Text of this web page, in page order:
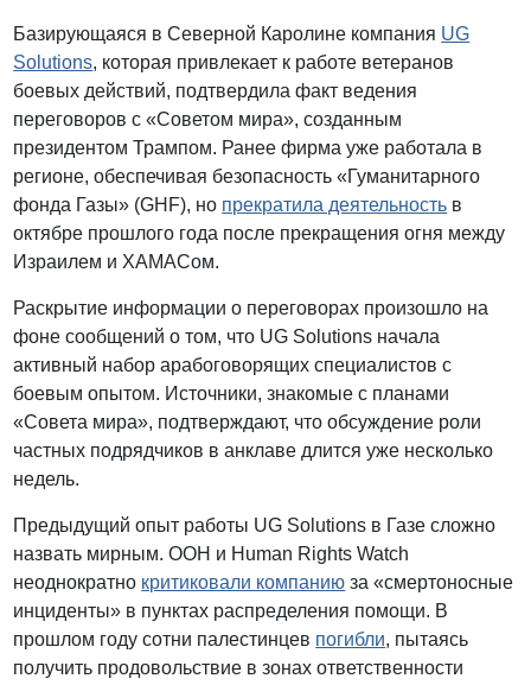
Базирующаяся в Северной Каролине компания UG
Solutions, которая привлекает к работе ветеранов
боевых действий, подтвердила факт ведения
переговоров с «Советом мира», созданным
президентом Трампом. Ранее фирма уже работала в
регионе, обеспечивая безопасность «Гуманитарного
фонда Газы» (GHF), но прекратила деятельность в
октябре прошлого года после прекращения огня между
Израилем и ХАМАСом.
Раскрытие информации о переговорах произошло на
фоне сообщений о том, что UG Solutions начала
активный набор арабоговорящих специалистов с
боевым опытом. Источники, знакомые с планами
«Совета мира», подтверждают, что обсуждение роли
частных подрядчиков в анклаве длится уже несколько
недель.
Предыдущий опыт работы UG Solutions в Газе сложно
назвать мирным. ООН и Human Rights Watch
неоднократно критиковали компанию за «смертоносные
инциденты» в пунктах распределения помощи. В
прошлом году сотни палестинцев погибли, пытаясь
получить продовольствие в зонах ответственности